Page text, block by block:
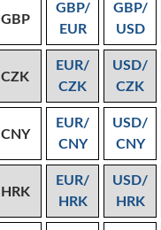
GBP
GBP/
EUR
GBP/
USD
CZK
EUR/
CZK
USD/
CZK
CNY
EUR/
CNY
USD/
CNY
HRK
EUR/
HRK
USD/
HRK